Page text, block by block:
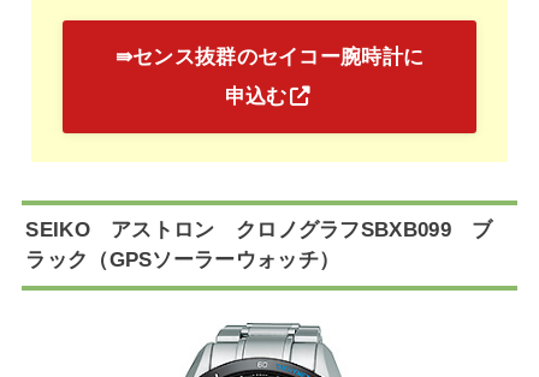
⇛センス抜群のセイコー腕時計に
申込む
SEIKO アストロン クロノグラフSBXB099 ブ
ラック（GPSソーラーウォッチ）